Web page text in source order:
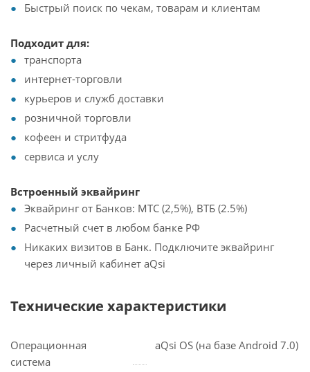
Быстрый поиск по чекам, товарам и клиентам
Подходит для:
транспорта
интернет-торговли
курьеров и служб доставки
розничной торговли
кофеен и стритфуда
сервиса и услу
Встроенный эквайринг
Эквайринг от Банков: МТС (2,5%), ВТБ (2.5%)
Расчетный счет в любом банке РФ
Никаких визитов в Банк. Подключите эквайринг
через личный кабинет aQsi
Технические характеристики
Операционная
система
aQsi OS (на базе Android 7.0)